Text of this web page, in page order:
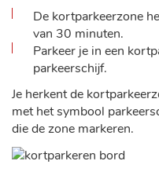
De kortparkeerzone
van 30 minuten.
Parkeer je in een
parkeerschijf.
Je herkent de
met het symbool
die de zone markeren.